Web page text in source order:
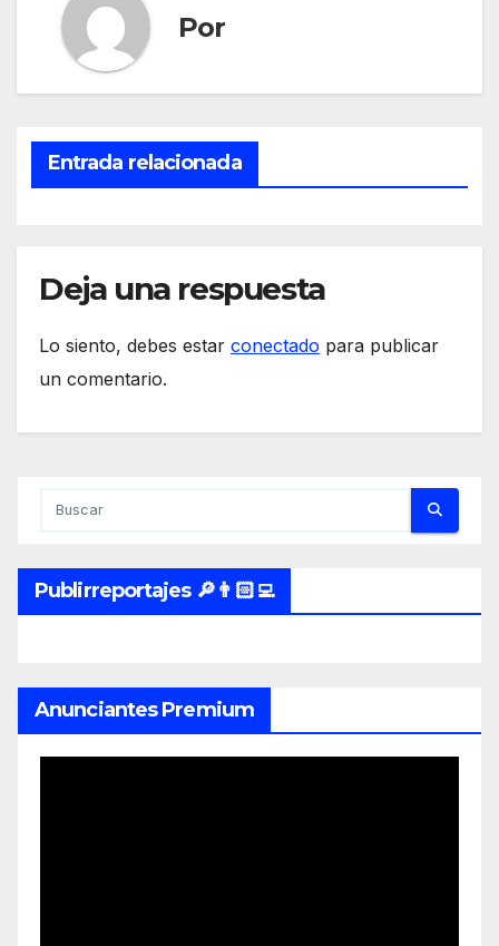
Por
Entrada relacionada
Deja una respuesta
Lo siento, debes estar conectado para publicar
un comentario.
Publirreportajes 🔎👨🏻‍💻
Anunciantes Premium